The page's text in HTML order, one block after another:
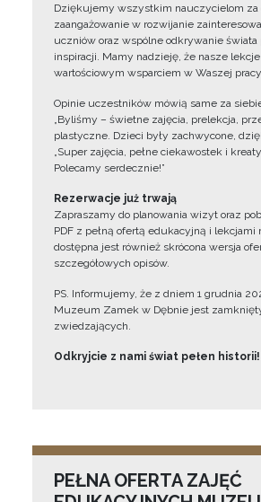
Dziękujemy wszystkim nauczycielom za
zaangażowanie w rozwijanie
uczniów oraz wspólne odkrywanie świata
inspiracji. Mamy nadzieję, że nasze
wartościowym wsparciem w Waszej
Opinie uczestników mówią same za
„Byliśmy – świetne zajęcia, prelekcja,
plastyczne. Dzieci były zachwycone,
„Super zajęcia, pełne ciekawostek i
Polecamy serdecznie!”
Rezerwacje już trwają
Zapraszamy do planowania wizyt oraz
PDF z pełną ofertą edukacyjną i
dostępna jest również skrócona wersja
szczegółowych opisów.
PS. Informujemy, że z dniem 1 grudnia
Muzeum Zamek w Dębnie jest
zwiedzających.
Odkryjcie z nami świat pełen historii!
PEŁNA OFERTA ZAJĘĆ